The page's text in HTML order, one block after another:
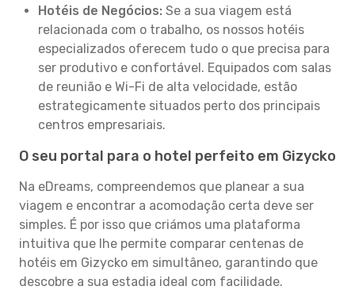
Hotéis de Negócios: Se a sua viagem está
relacionada com o trabalho, os nossos hotéis
especializados oferecem tudo o que precisa para
ser produtivo e confortável. Equipados com salas
de reunião e Wi-Fi de alta velocidade, estão
estrategicamente situados perto dos principais
centros empresariais.
O seu portal para o hotel perfeito em Gizycko
Na eDreams, compreendemos que planear a sua
viagem e encontrar a acomodação certa deve ser
simples. É por isso que criámos uma plataforma
intuitiva que lhe permite comparar centenas de
hotéis em Gizycko em simultâneo, garantindo que
descobre a sua estadia ideal com facilidade.